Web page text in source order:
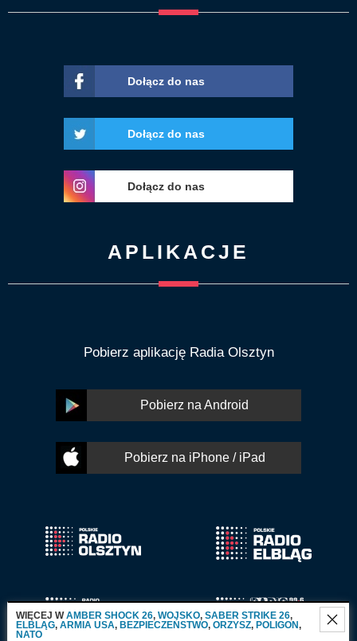
Dołącz do nas
Dołącz do nas
Dołącz do nas
APLIKACJE
Pobierz aplikację Radia Olsztyn
Pobierz na Android
Pobierz na iPhone / iPad
WIĘCEJ WAMBER SHOCK 26, WOJSKO, SABER STRIKE 26,
ELBLĄG, ARMIA USA, BEZPIECZEŃSTWO, ORZYSZ, POLIGON,
NATO